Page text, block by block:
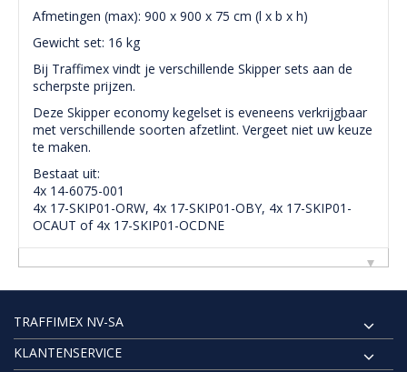
Afmetingen (max): 900 x 900 x 75 cm (l x b x h)
Gewicht set: 16 kg
Bij Traffimex vindt je verschillende Skipper sets aan de
scherpste prijzen.
Deze Skipper economy kegelset is eveneens verkrijgbaar
met verschillende soorten afzetlint. Vergeet niet uw keuze
te maken.
Bestaat uit:
4x 14-6075-001
4x 17-SKIP01-ORW, 4x 17-SKIP01-OBY, 4x 17-SKIP01-
OCAUT of 4x 17-SKIP01-OCDNE
TRAFFIMEX NV-SA
KLANTENSERVICE